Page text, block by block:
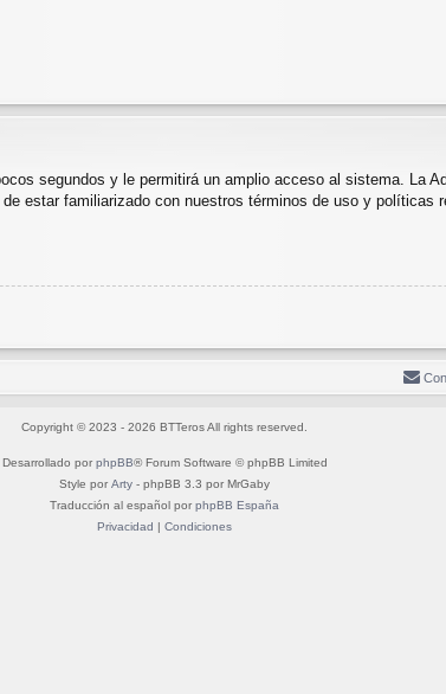
segundos y le permitirá un amplio acceso al sistema. La
estar familiarizado con nuestros términos de uso y políticas
Copyright © 2023 - 2026 BTTeros All rights reserved.
Desarrollado por phpBB® Forum Software © phpBB Limited
Style por Arty - phpBB 3.3 por MrGaby
Traducción al español por phpBB España
Privacidad | Condiciones